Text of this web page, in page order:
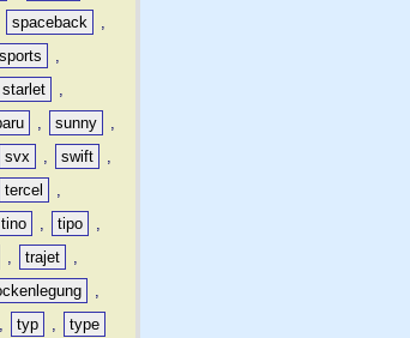
spaceback
,
sports
,
starlet
,
, sunny
,
svx , swift
,
tercel
,
tino , tipo
,
, trajet
,
,
, typ ,
type